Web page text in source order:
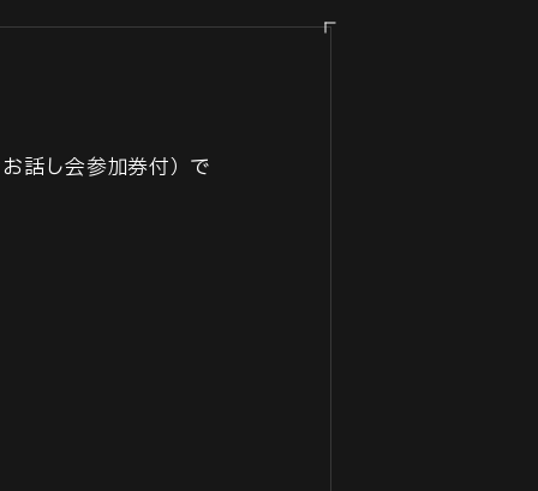
話し会参加券付）で